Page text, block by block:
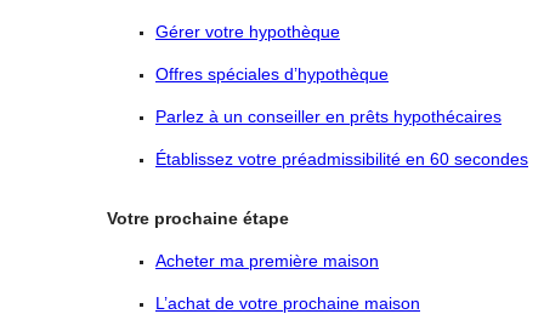
Gérer votre hypothèque
Offres spéciales d’hypothèque
Parlez à un conseiller en prêts hypothécaires
Établissez votre préadmissibilité en 60 secondes
Votre prochaine étape
Acheter ma première maison
L’achat de votre prochaine maison